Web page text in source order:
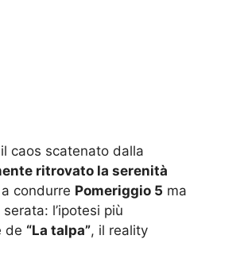
caos scatenato dalla
ritrovato la serenità
condurre Pomeriggio 5 ma
l’ipotesi più
de “La talpa”, il reality